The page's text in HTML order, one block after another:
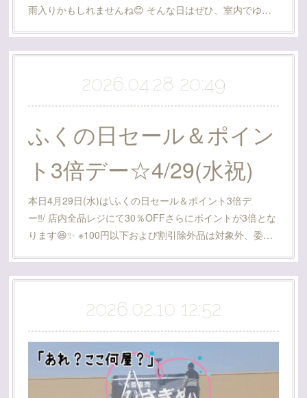
雨入りかもしれませんね😊 そんな日はぜひ、室内でゆ…
2026.04.28 20:49
ふくの日セール＆ポイン
ト3倍デー☆4/29(水祝)
本日4月29日(水)は\ふくの日セール＆ポイント3倍デ
ー‼️/ 店内全品レジにて30％OFFさらにポイントが3倍とな
ります😆✨ ※100円以下および割引除外品は対象外、委…
2026.02.10 12:52